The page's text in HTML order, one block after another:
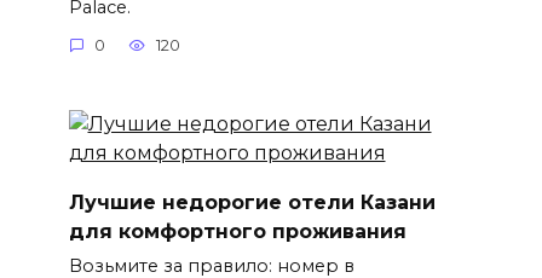
Palace.
0 120
Лучшие недорогие отели Казани
для комфортного проживания
Возьмите за правило: номер в